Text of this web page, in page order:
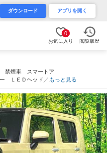
ダウンロード アプリを開く
0
お気に入り 閲覧履歴
禁煙車 スマートア
ＬＥＤヘッド／フ
マートキー ルーフ
もっと見る